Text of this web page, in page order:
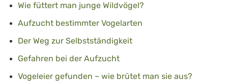
Wie füttert man junge Wildvögel?
Aufzucht bestimmter Vogelarten
Der Weg zur Selbstständigkeit
Gefahren bei der Aufzucht
Vogeleier gefunden – wie brütet man sie aus?